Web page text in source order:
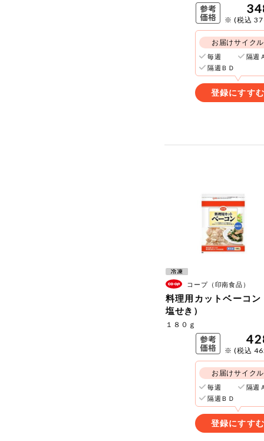
※ (税込
お届けサイクル
毎週
隔週
隔週ＢＤ
登録にすすむ
コープ（印南食品）
料理用カットベーコン
塩せき）
１８０ｇ
※ (税込
お届けサイクル
毎週
隔週
隔週ＢＤ
登録にすすむ